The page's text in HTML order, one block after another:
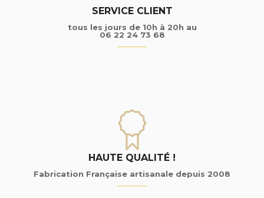
SERVICE CLIENT
tous les jours de 10h à 20h au
06 22 24 73 68
HAUTE QUALITÉ !
Fabrication Française artisanale depuis 2008